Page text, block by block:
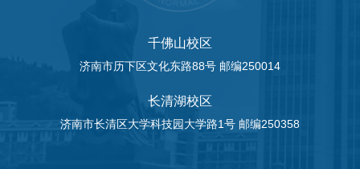
千佛山校区
济南市历下区文化东路88号 邮编250014
长清湖校区
济南市长清区大学科技园大学路1号 邮编250358